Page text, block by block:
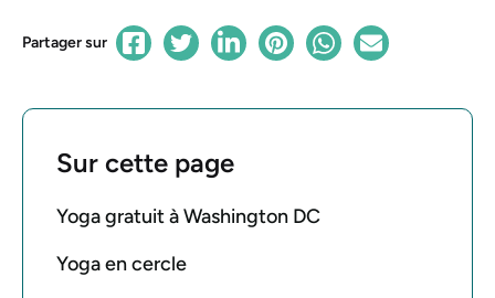
Partager sur
Sur cette page
Yoga gratuit à Washington DC
Yoga en cercle